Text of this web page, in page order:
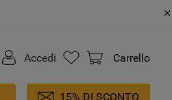
Accedi Carrello
15% DI SCONTO